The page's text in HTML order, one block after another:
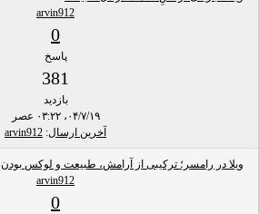
arvin912
0
پاسخ
381
بازدید
۰۴/۷/۱۹، ۰۳:۲۲ عصر
آخرین ارسال:
arvin912
ویلا در رامسر؛ ترکیبی از آرامش، طبیعت و لوکس بودن
arvin912
0